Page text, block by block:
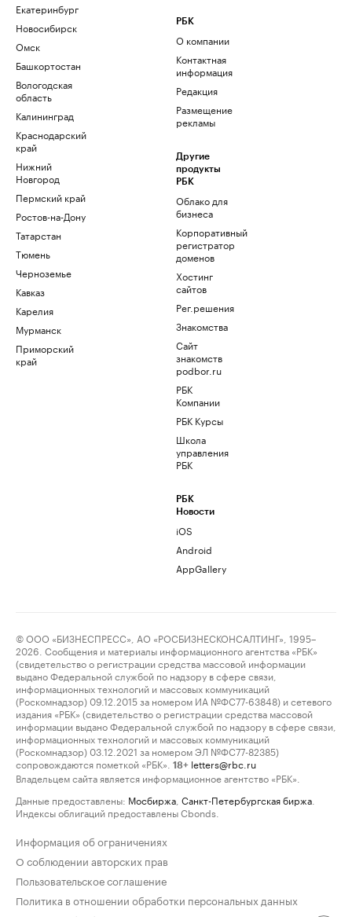
Екатеринбург
Новосибирск
Омск
Башкортостан
Вологодская
область
Калининград
Краснодарский
край
Нижний
Новгород
Пермский край
Ростов-на-Дону
Татарстан
Тюмень
Черноземье
Кавказ
Карелия
Мурманск
Приморский
край
РБК
О компании
Контактная
информация
Редакция
Размещение
рекламы
Другие
продукты
РБК
Облако для
бизнеса
Корпоративный
регистратор
доменов
Хостинг
сайтов
Рег.решения
Знакомства
Сайт
знакомств
podbor.ru
РБК
Компании
РБК Курсы
Школа
управления
РБК
РБК
Новости
iOS
Android
AppGallery
© ООО «БИЗНЕСПРЕСС», АО «РОСБИЗНЕСКОНСАЛТИНГ», 1995–
2026. Сообщения и материалы информационного агентства «РБК»
(свидетельство о регистрации средства массовой информации
выдано Федеральной службой по надзору в сфере связи,
информационных технологий и массовых коммуникаций
(Роскомнадзор) 09.12.2015 за номером ИА №ФС77-63848) и сетевого
издания «РБК» (свидетельство о регистрации средства массовой
информации выдано Федеральной службой по надзору в сфере связи,
информационных технологий и массовых коммуникаций
(Роскомнадзор) 03.12.2021 за номером ЭЛ №ФС77-82385)
сопровождаются пометкой «РБК».
18+ letters@rbc.ru
Владельцем сайта является информационное агентство «РБК».
Данные предоставлены: Мосбиржа Санкт-Петербургская биржа
Индексы облигаций предоставлены Cbonds.
Информация об ограничениях
О соблюдении авторских прав
Пользовательское соглашение
Политика в отношении обработки персональных данных